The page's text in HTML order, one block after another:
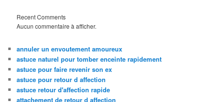
Recent Comments
Aucun commentaire à afficher.
annuler un envoutement amoureux
astuce naturel pour tomber enceinte rapidement
astuce pour faire revenir son ex
astuce pour retour d affection
astuce retour d'affection rapide
attachement de retour d affection